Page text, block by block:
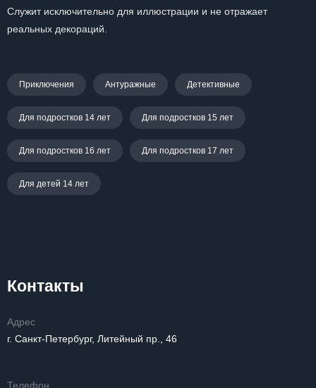
Служит исключительно для иллюстрации и не отражает
реальных декораций.
Приключения Антуражные Детективные
Для подростков 14 лет Для подростков 15 лет
Для подростков 16 лет Для подростков 17 лет
Для детей 14 лет
Контакты
Адрес
г. Санкт-Петербург, Литейный пр., 46
Телефон